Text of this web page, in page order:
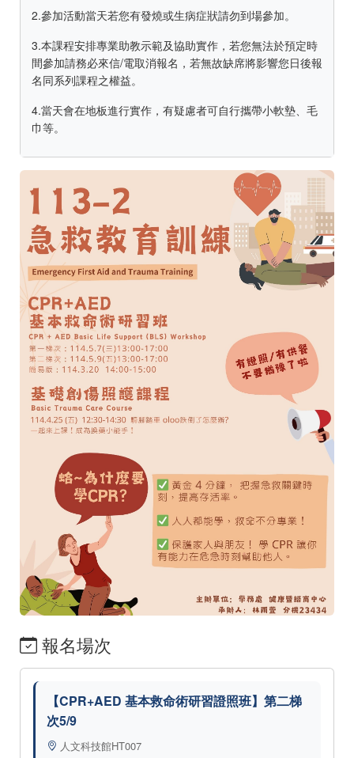
2.參加活動當天若您有發燒或生病症狀請勿到場參加。
3.本課程安排專業助教示範及協助實作，若您無法於預定時
間參加請務必來信/電取消報名，若無故缺席將影響您日後報
名同系列課程之權益。
4.當天會在地板進行實作，有疑慮者可自行攜帶小軟墊、毛
巾等。
報名場次
【CPR+AED 基本救命術研習證照班】第二梯
次5/9
人文科技館HT007